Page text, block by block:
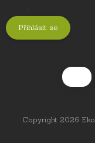
Přihlásit se
Copyright 2026